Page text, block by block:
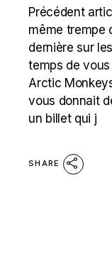
Précédent
même trempe
dernière sur
temps de
Arctic
vous donnait
un billet qui j
SHARE